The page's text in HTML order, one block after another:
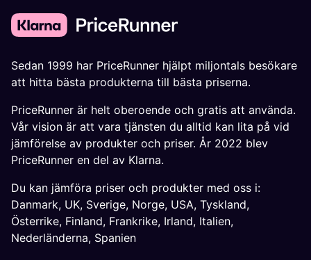
Sedan 1999 har PriceRunner hjälpt miljontals besökare
att hitta bästa produkterna till bästa priserna.
PriceRunner är helt oberoende och gratis att använda.
Vår vision är att vara tjänsten du alltid kan lita på vid
jämförelse av produkter och priser. År 2022 blev
PriceRunner en del av Klarna.
Du kan jämföra priser och produkter med oss i:
Danmark, UK, Sverige, Norge, USA, Tyskland,
Österrike, Finland, Frankrike, Irland, Italien,
Nederländerna, Spanien